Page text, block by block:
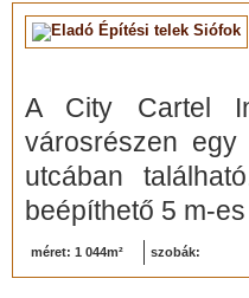
A City Cartel
városrészen
utcában
beépíthető 5 m-
méret: 1 044m² szobák: